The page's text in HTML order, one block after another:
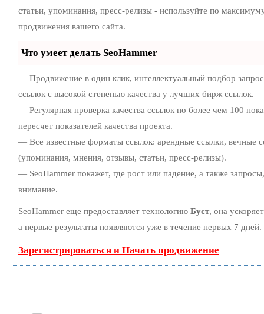
статьи, упоминания, пресс-релизы - используйте по
продвижения вашего сайта.
Что умеет делать SeoHammer
— Продвижение в один клик, интеллектуальный подбор
ссылок с высокой степенью качества у лучших бирж ссылок.
— Регулярная проверка качества ссылок по более чем 100
пересчет показателей качества проекта.
— Все известные форматы ссылок: арендные ссылки, вечные
(упоминания, мнения, отзывы, статьи, пресс-релизы).
— SeoHammer покажет, где рост или падение, а также
внимание.
SeoHammer еще предоставляет технологию Буст, она
а первые результаты появляются уже в течение первых 7 дней.
Зарегистрироваться и Начать продвижение